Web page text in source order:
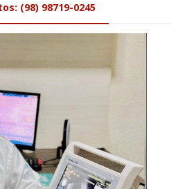
(98) 98719-0245